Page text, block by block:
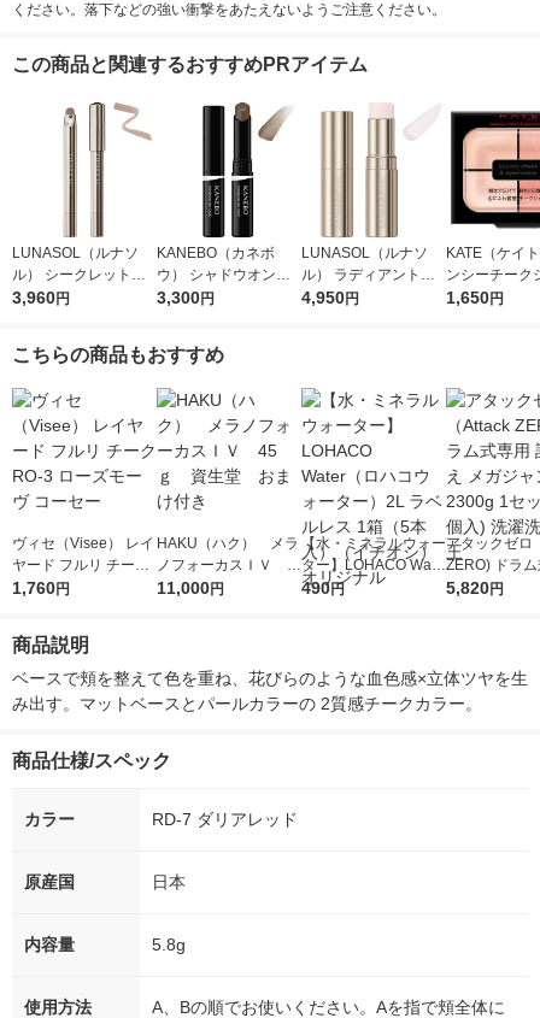
ください。落下などの強い衝撃をあたえないようご注意ください。
この商品と関連するおすすめPRアイテム
LUNASOL（ルナソ
ル） シークレットシ
ェイド 01
3,960円
KANEBO（カネボ
ウ） シャドウオンフ
ェース 01
3,300円
LUNASOL（ルナソ
ル） ラディアントス
ティックＮ 02
4,950円
KATE（ケイ
ンシーチーク
ＰＫー1
1,650円
こちらの商品もおすすめ
ヴィセ（Visee） レイ
ヤード フルリ チーク
RO-3 ローズモーヴ コ
1,760円
HAKU（ハク） メラ
ノフォーカスＩＶ 4
5ｇ 資生堂 おまけ
11,000円
【水・ミネラルウォー
ター】LOHACO Wate
r（ロハコウォータ
490円
アタックゼロ
ZERO) ドラ
詰め替え メガ
5,820円
商品説明
ベースで頬を整えて色を重ね、花びらのような血色感×立体ツヤを生
み出す。マットベースとパールカラーの 2質感チークカラー。
商品仕様/スペック
カラー RD-7 ダリアレッド
原産国 日本
内容量 5.8g
使用方法 A、Bの順でお使いください。Aを指で頬全体に